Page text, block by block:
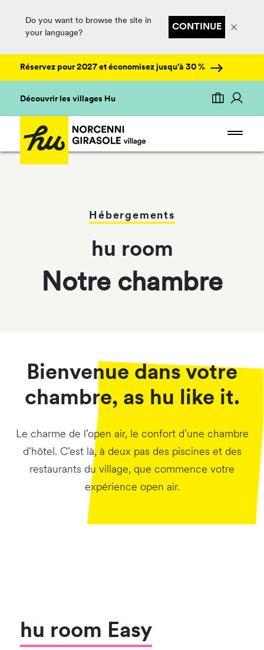
Do you want to browse the site in
your language?
CONTINUE
Réservez pour 2027 et économisez jusqu'à 30 %
Découvrir les villages Hu
Hébergements
hu room
Notre chambre
Bienvenue dans votre
chambre, as hu like it.
Le charme de l’open air, le confort d’une chambre
d’hôtel. C’est là, à deux pas des piscines et des
restaurants du village, que commence votre
expérience open air.
hu room Easy